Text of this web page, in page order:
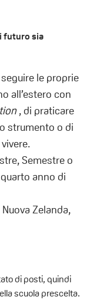
futuro sia
le proprie
all’estero con
, di praticare
strumento o di
vivere.
Semestre o
anno di
Zelanda,
di posti, quindi
scuola prescelta.